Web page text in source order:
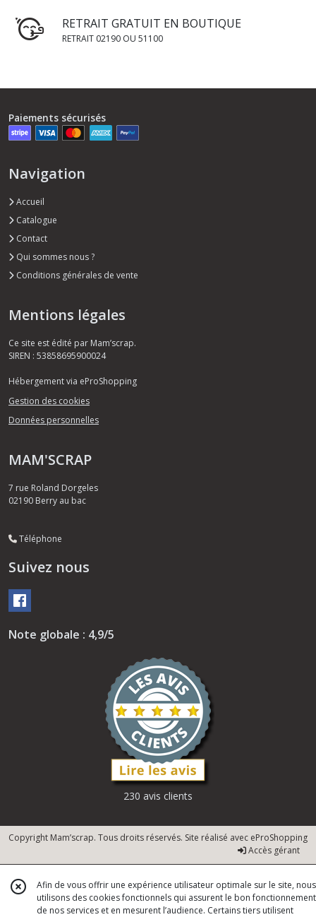
RETRAIT GRATUIT EN BOUTIQUE
RETRAIT 02190 OU 51100
Paiements sécurisés
Navigation
Accueil
Catalogue
Contact
Qui sommes nous ?
Conditions générales de vente
Mentions légales
Ce site est édité par Mam’scrap.
SIREN : 53858695900024
Hébergement via eProShopping
Gestion des cookies
Données personnelles
MAM'SCRAP
7 rue Roland Dorgeles
02190 Berry au bac
Téléphone
Suivez nous
Note globale : 4,9/5
230 avis clients
Copyright Mam’scrap. Tous droits réservés. Site réalisé avec eProShopping
Accès gérant
Afin de vous offrir une expérience utilisateur optimale sur le site, nous
utilisons des cookies fonctionnels qui assurent le bon fonctionnement
de nos services et en mesurent l’audience. Certains tiers utilisent